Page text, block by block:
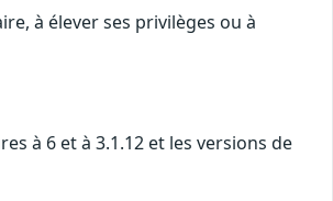
à élever ses privilèges ou à
à 6 et à 3.1.12 et les versions de